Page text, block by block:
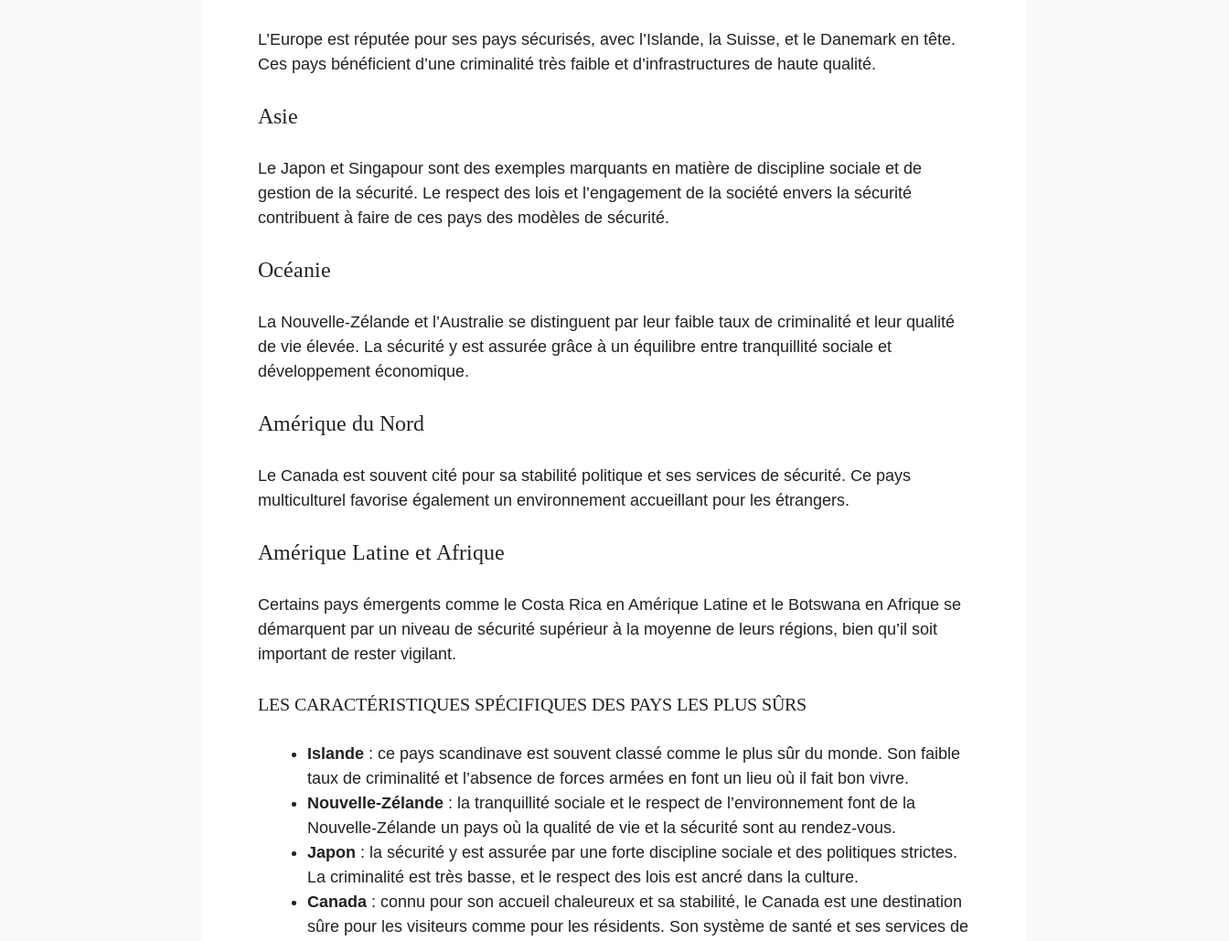
L’Europe est réputée pour ses pays sécurisés, avec l’Islande, la Suisse, et le Danemark en tête.
Ces pays bénéficient d’une criminalité très faible et d’infrastructures de haute qualité.
Asie
Le Japon et Singapour sont des exemples marquants en matière de discipline sociale et de
gestion de la sécurité. Le respect des lois et l’engagement de la société envers la sécurité
contribuent à faire de ces pays des modèles de sécurité.
Océanie
La Nouvelle-Zélande et l’Australie se distinguent par leur faible taux de criminalité et leur qualité
de vie élevée. La sécurité y est assurée grâce à un équilibre entre tranquillité sociale et
développement économique.
Amérique du Nord
Le Canada est souvent cité pour sa stabilité politique et ses services de sécurité. Ce pays
multiculturel favorise également un environnement accueillant pour les étrangers.
Amérique Latine et Afrique
Certains pays émergents comme le Costa Rica en Amérique Latine et le Botswana en Afrique se
démarquent par un niveau de sécurité supérieur à la moyenne de leurs régions, bien qu’il soit
important de rester vigilant.
LES CARACTÉRISTIQUES SPÉCIFIQUES DES PAYS LES PLUS SÛRS
Islande : ce pays scandinave est souvent classé comme le plus sûr du monde. Son faible
taux de criminalité et l’absence de forces armées en font un lieu où il fait bon vivre.
Nouvelle-Zélande : la tranquillité sociale et le respect de l’environnement font de la
Nouvelle-Zélande un pays où la qualité de vie et la sécurité sont au rendez-vous.
Japon : la sécurité y est assurée par une forte discipline sociale et des politiques strictes.
La criminalité est très basse, et le respect des lois est ancré dans la culture.
Canada : connu pour son accueil chaleureux et sa stabilité, le Canada est une destination
sûre pour les visiteurs comme pour les résidents. Son système de santé et ses services de